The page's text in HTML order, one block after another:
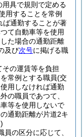
具で規則で定める
用することを常例
ば通勤することが著
て自動車等を使用
た場合の通勤距離
及び次号に掲げる職
の運賃等を負担
常例とする職員(交
用しなければ通勤
の職員であつて、
等を使用しないで
通勤距離が片道2キ
員の区分に応じて、